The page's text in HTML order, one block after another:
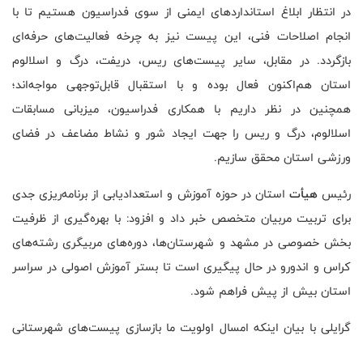
در انتظار ابلاغ استانداردهای ایمنی از سوی فدراسیون هستیم تا با
انجام اصلاحات فنی، این پیست نیز به چرخه فعالیت‌های حرفه‌ای
بازگردد. در مقابل، سایر پیست‌های ریس، دریفت، درگ و اسلالوم
استان هم‌اکنون فعال بوده و با استقبال قابل‌توجهی مواجه‌اند؛
همچنین در نظر داریم با همکاری فدراسیون، میزبانی مسابقات
اسلالوم، درگ و ریس را جهت ایجاد شور و نشاط مضاعف در فضای
ورزشی استان محقق سازیم.
رئیسهیأت استان در حوزه آموزش و استعدادیابی از برنامه‌ریزی جدی
برای تربیت مربیان متخصص خبر داد و افزود: با بهره‌گیری از ظرفیت
بخش خصوصی در مشهد و شهرستان‌ها، دوره‌های مربیگری رشته‌های
کراس و اندورو در حال پیگیری است تا بستر آموزش اصولی در سراسر
استان بیش از پیش فراهم شود.
گرایلی با بیان اینکه امسال اولویت ما بازسازی پیست‌های شهرستانی